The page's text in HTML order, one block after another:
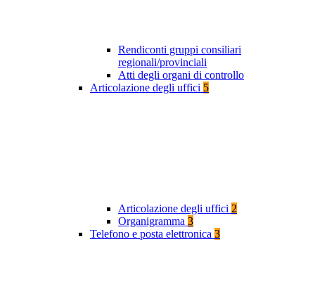
Rendiconti gruppi consiliari
regionali/provinciali
Atti degli organi di controllo
Articolazione degli uffici 5
Articolazione degli uffici 2
Organigramma 3
Telefono e posta elettronica 3